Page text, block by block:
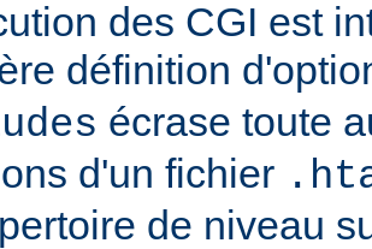
des CGI est
définition
écrase toute
d'un fichier
de niveau